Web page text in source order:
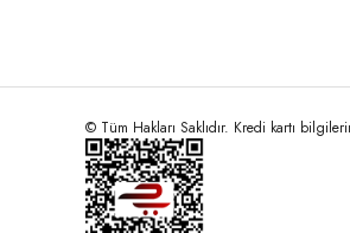
© Tüm Hakları Saklıdır. Kredi kartı